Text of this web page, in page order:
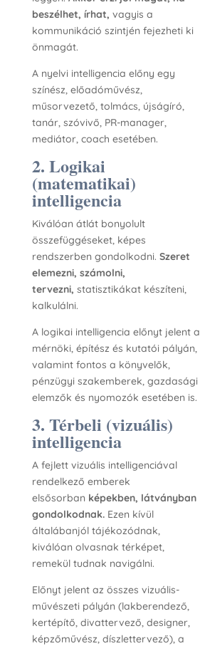
beszélhet, írhat, vagyis a
kommunikáció szintjén fejezheti ki
önmagát.
A nyelvi intelligencia előny egy
színész, előadóművész,
műsorvezető, tolmács, újságíró,
tanár, szóvivő, PR-manager,
mediátor, coach esetében.
2. Logikai
(matematikai)
intelligencia
Kiválóan átlát bonyolult
összefüggéseket, képes
rendszerben gondolkodni. Szeret
elemezni, számolni,
tervezni, statisztikákat készíteni,
kalkulálni.
A logikai intelligencia előnyt jelent a
mérnöki, építész és kutatói pályán,
valamint fontos a könyvelők,
pénzügyi szakemberek, gazdasági
elemzők és nyomozók esetében is.
3. Térbeli (vizuális)
intelligencia
A fejlett vizuális intelligenciával
rendelkező emberek
elsősorban képekben, látványban
gondolkodnak. Ezen kívül
általábanjól tájékozódnak,
kiválóan olvasnak térképet,
remekül tudnak navigálni.
Előnyt jelent az összes vizuális-
művészeti pályán (lakberendező,
kertépítő, divattervező, designer,
képzőművész, díszlettervező), a